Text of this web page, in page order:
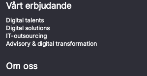
Vårt erbjudande
Digital talents
Digital solutions
IT-outsourcing
Advisory & digital transformation
Om oss